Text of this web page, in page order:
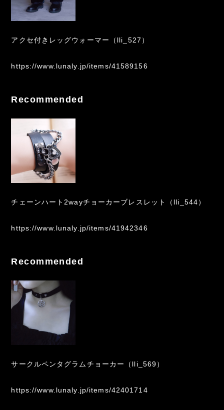
アクセ付きレッグウォーマー（lli_527）
https://www.lunaly.jp/items/41589156
Recommended
チェーンハート2wayチョーカーブレスレット（lli_544）
https://www.lunaly.jp/items/41942346
Recommended
サークルペンタグラムチョーカー（lli_569）
https://www.lunaly.jp/items/42401714